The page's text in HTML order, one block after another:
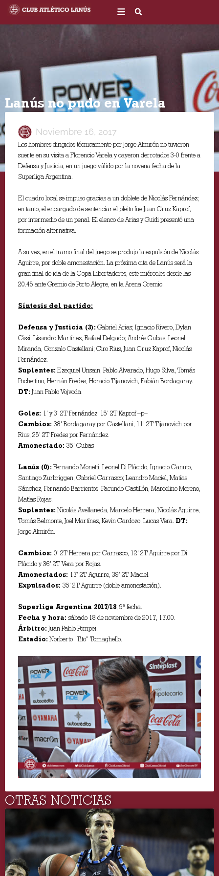
contenido
Lanús no pudo en Varela
Noviembre 16, 2017
Los hombres dirigidos técnicamente por Jorge Almirón no tuvieron
suerte en su visita a Florencio Varela y cayeron derrotados 3-0 frente a
Defensa y Justicia, en un juego válido por la novena fecha de la
Superliga Argentina.
El cuadro local se impuso gracias a un doblete de Nicolás Fernández;
en tanto, el encargado de sentenciar el pleito fue Juan Cruz Kaprof,
por intermedio de un penal. El elenco de Arias y Guidi presentó una
formación alternativa.
A su vez, en el tramo final del juego se produjo la expulsión de Nicolás
Aguirre, por doble amonestación. La próxima cita de Lanús será la
gran final de ida de la Copa Libertadores, este miércoles desde las
20.45 ante Gremio de Porto Alegre, en la Arena Gremio.
Síntesis del partido:
Defensa y Justicia (3): Gabriel Arias; Ignacio Rivero, Dylan
Gissi, Lisandro Martínez, Rafael Delgado; Andrés Cubas, Leonel
Miranda, Gonzalo Castellani; Ciro Rius, Juan Cruz Kaprof, Nicolás
Fernández.
Suplentes: Ezequiel Unsain, Pablo Alvarado, Hugo Silva, Tomás
Pochettino, Hernán Fredes, Horacio Tijanovich, Fabián Bordagaray.
DT: Juan Pablo Vojvoda.
Goles: 1’ y 3’ 2T Fernández, 15’ 2T Kaprof –p–
Cambios:38’ Bordagaray por Castellani, 11’ 2T Tijanovich por
Rius, 25’ 2T Fredes por Fernández.
Amonestado:35’ Cubas
Lanús (0): Fernando Monetti; Leonel Di Plácido, Ignacio Canuto,
Santiago Zurbriggen, Gabriel Carrasco; Leandro Maciel, Matías
Sánchez, Fernando Barrientos; Facundo Castillón, Marcelino Moreno,
Matías Rojas.
Suplentes: Nicolás Avellaneda, Marcelo Herrera, Nicolás Aguirre,
Tomás Belmonte, Joel Martínez, Kevin Cardozo, Lucas Vera. DT:
Jorge Almirón.
Cambios:0’ 2T Herrera por Carrasco, 12’ 2T Aguirre por Di
Plácido y 36’ 2T Vera por Rojas.
Amonestados: 17’ 2T Aguirre, 39’ 2T Maciel.
Expulsados:35’ 2T Aguirre (doble amonestación).
Superliga Argentina 2017/18, 9ª fecha.
Fecha y hora:sábado 18 de noviembre de 2017, 17.00.
Árbitro: Juan Pablo Pompei.
Estadio: Norberto “Tito” Tomaghello.
OTRAS NOTICIAS